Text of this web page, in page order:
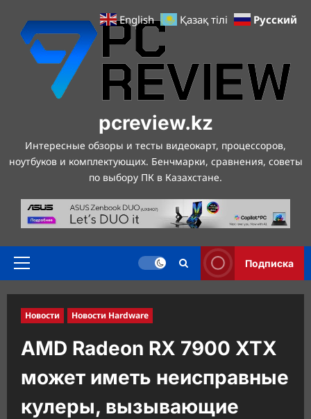
содержимому
pcreview.kz
Интересные обзоры и тесты видеокарт, процессоров,
ноутбуков и комплектующих. Бенчмарки, сравнения, советы
по выбору ПК в Казахстане.
Основное
Подписка
Новости Новости Hardware
AMD Radeon RX 7900 XTX
может иметь неисправные
кулеры, вызывающие
English Қазақ тілі Русский